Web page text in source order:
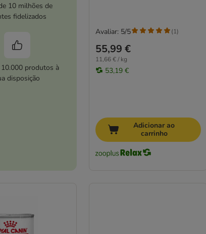
10 milhões de
fidelizados
produtos à
disposição
55,99 €
11,66 € / kg
53,19 €
Avaliar: 5/5 (1)
Adicionar ao
carrinho